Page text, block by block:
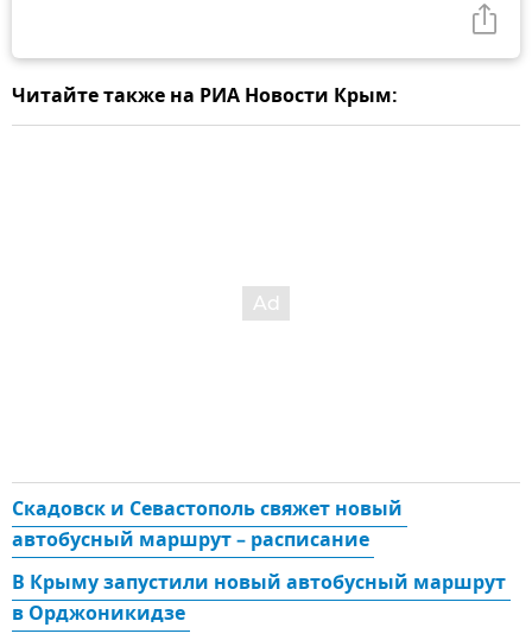
Читайте также на РИА Новости Крым:
Скадовск и Севастополь свяжет новый
автобусный маршрут – расписание
В Крыму запустили новый автобусный маршрут
в Орджоникидзе